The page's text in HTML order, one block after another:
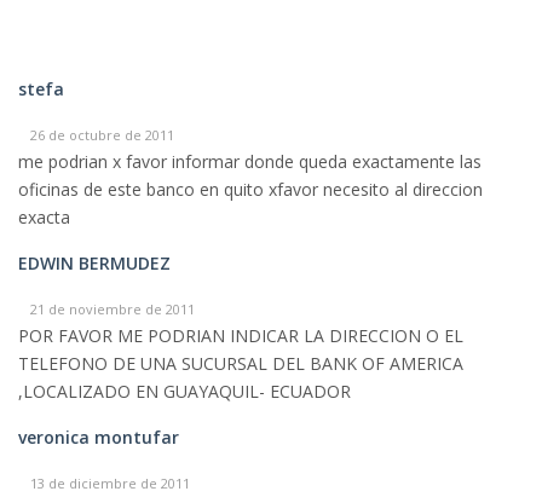
stefa
26 de octubre de 2011
me podrian x favor informar donde queda exactamente las
oficinas de este banco en quito xfavor necesito al direccion
exacta
EDWIN BERMUDEZ
21 de noviembre de 2011
POR FAVOR ME PODRIAN INDICAR LA DIRECCION O EL
TELEFONO DE UNA SUCURSAL DEL BANK OF AMERICA
,LOCALIZADO EN GUAYAQUIL- ECUADOR
veronica montufar
13 de diciembre de 2011